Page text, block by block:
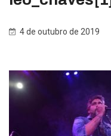
4 de outubro de 2019